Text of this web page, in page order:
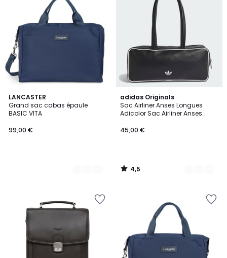
LANCASTER
Grand sac cabas épaule
BASIC VITA
99,00 €
4
Couleurs
adidas Originals
Sac Airliner Anses Longues
Adicolor Sac Airliner Anses
45,00 €
4,5
/ 5
2
Couleurs
4,5
/